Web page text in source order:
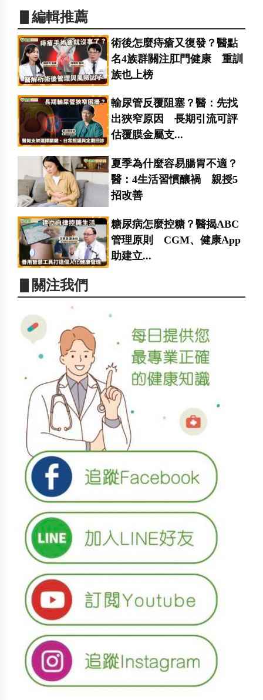
▋編輯推薦
術後怎麼痔瘡又復發？醫點
名4族群關注肛門健康 重訓
族也上榜
輸尿管反覆阻塞？醫：先找
出狹窄原因 長期引流可評
估覆膜金屬支...
夏季為什麼容易腸胃不適？
醫：4生活習慣釀禍 親授5
招改善
糖尿病怎麼控糖？醫揭ABC
管理原則 CGM、健康App
助建立...
▋關注我們